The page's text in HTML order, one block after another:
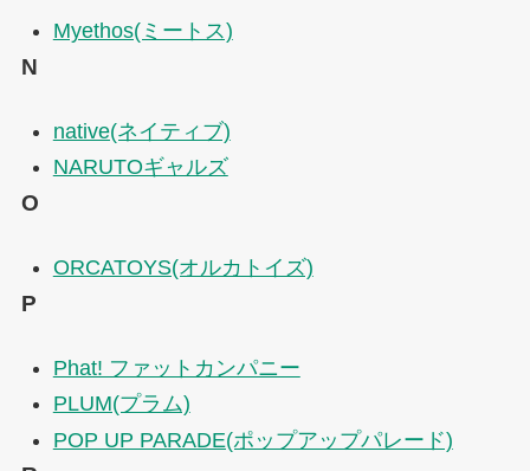
Myethos(ミートス)
N
native(ネイティブ)
NARUTOギャルズ
O
ORCATOYS(オルカトイズ)
P
Phat! ファットカンパニー
PLUM(プラム)
POP UP PARADE(ポップアップパレード)